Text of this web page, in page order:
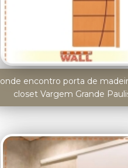
onde encontro porta de
closet Vargem Grande